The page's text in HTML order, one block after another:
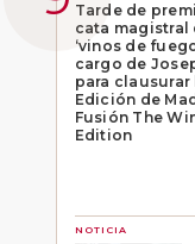
Tarde de
cata magistral
‘vinos de
cargo de
para clausurar
Edición de
Fusión The
Edition
NOTICIA